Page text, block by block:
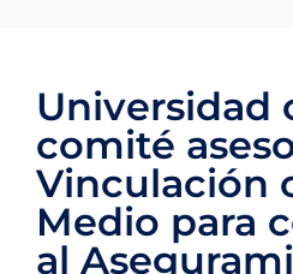
Quiénes Somos
Programas VcM
Centros PUCV
Universidad
comité
Vinculación
Medio para
al